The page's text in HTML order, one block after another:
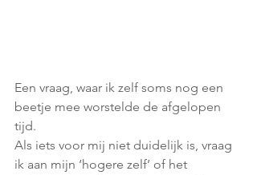
Een vraag, waar ik zelf soms nog een
beetje mee worstelde de afgelopen
tijd.
Als iets voor mij niet duidelijk is, vraag
ik aan mijn ‘hogere zelf’ of het